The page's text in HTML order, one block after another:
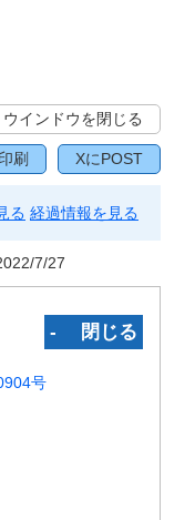
ウインドウを閉じる
印刷 XにPOST
る 経過情報を見る
7/27
‐ 閉じる
号